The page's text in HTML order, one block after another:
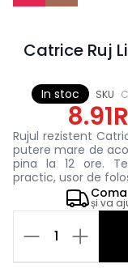
In stoc SKU
Catrice Ruj
Rujul rezistent
putere mare de
pina la 12 ore.
practic, usor de
și va
1